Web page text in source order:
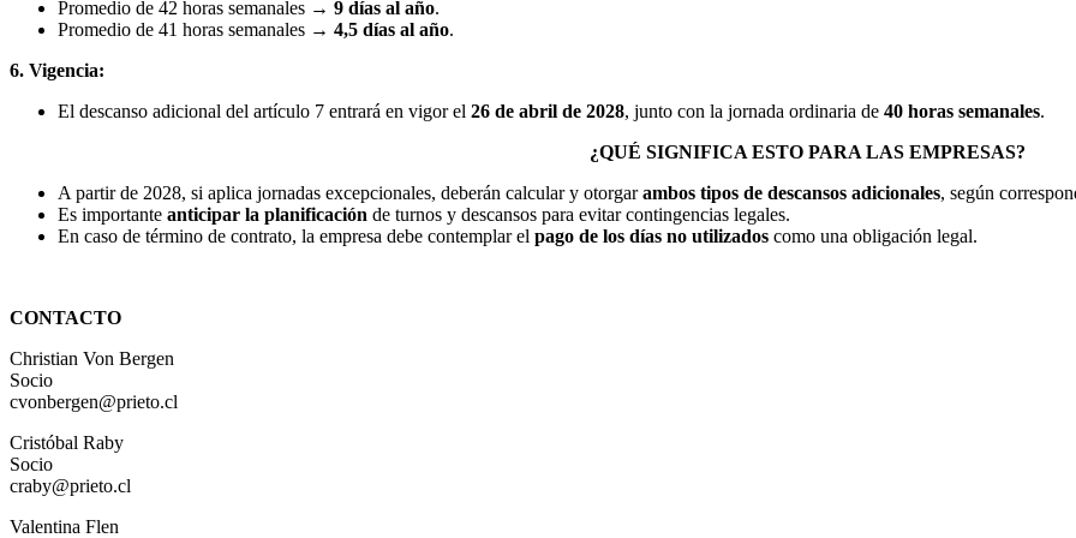
Promedio de 42 horas semanales → 9 días al año.
Promedio de 41 horas semanales → 4,5 días al año.
6. Vigencia:
El descanso adicional del artículo 7 entrará en vigor el 26 de abril de 2028, junto con la jornada ordinaria de 40 horas semanales.
¿QUÉ SIGNIFICA ESTO PARA LAS EMPRESAS?
A partir de 2028, si aplica jornadas excepcionales, deberán calcular y otorgarambos tipos de descansos adicionales, según
Es importante anticipar la planificación de turnos y descansos para evitar contingencias legales.
En caso de término de contrato, la empresa debe contemplar el pago de los días no utilizados como una obligación legal.
CONTACTO
Christian Von Bergen
Socio
cvonbergen@prieto.cl
Cristóbal Raby
Socio
craby@prieto.cl
Valentina Flen